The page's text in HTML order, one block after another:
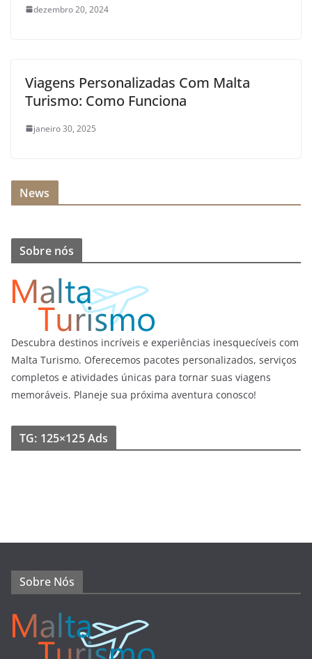
dezembro 20, 2024
Viagens Personalizadas Com Malta
Turismo: Como Funciona
janeiro 30, 2025
News
Sobre nós
Descubra destinos incríveis e experiências inesquecíveis com
Malta Turismo. Oferecemos pacotes personalizados, serviços
completos e atividades únicas para tornar suas viagens
memoráveis. Planeje sua próxima aventura conosco!
TG: 125×125 Ads
Sobre Nós